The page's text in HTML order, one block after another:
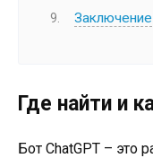
Заключение
Где найти и
Бот ChatGPT – это